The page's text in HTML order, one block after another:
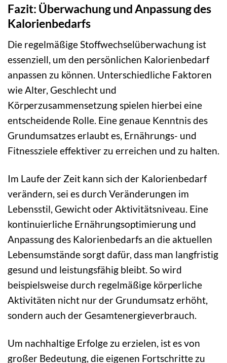
Fazit: Überwachung und Anpassung des
Kalorienbedarfs
Die regelmäßige Stoffwechselüberwachung ist
essenziell, um den persönlichen Kalorienbedarf
anpassen zu können. Unterschiedliche Faktoren
wie Alter, Geschlecht und
Körperzusammensetzung spielen hierbei eine
entscheidende Rolle. Eine genaue Kenntnis des
Grundumsatzes erlaubt es, Ernährungs- und
Fitnessziele effektiver zu erreichen und zu halten.
Im Laufe der Zeit kann sich der Kalorienbedarf
verändern, sei es durch Veränderungen im
Lebensstil, Gewicht oder Aktivitätsniveau. Eine
kontinuierliche Ernährungsoptimierung und
Anpassung des Kalorienbedarfs an die aktuellen
Lebensumstände sorgt dafür, dass man langfristig
gesund und leistungsfähig bleibt. So wird
beispielsweise durch regelmäßige körperliche
Aktivitäten nicht nur der Grundumsatz erhöht,
sondern auch der Gesamtenergieverbrauch.
Um nachhaltige Erfolge zu erzielen, ist es von
großer Bedeutung, die eigenen Fortschritte zu